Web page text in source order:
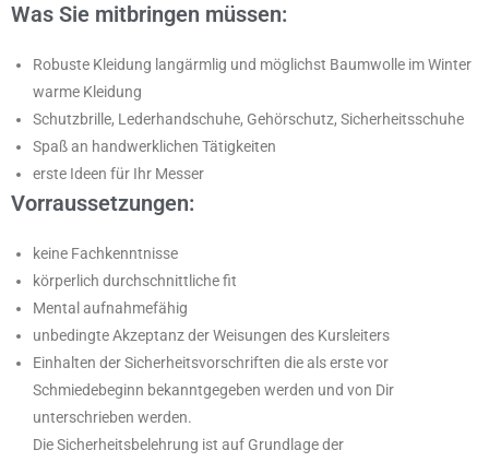
Was Sie mitbringen müssen:
Robuste Kleidung langärmlig und möglichst Baumwolle im Winter
warme Kleidung
Schutzbrille, Lederhandschuhe, Gehörschutz, Sicherheitsschuhe
Spaß an handwerklichen Tätigkeiten
erste Ideen für Ihr Messer
Vorraussetzungen:
keine Fachkenntnisse
körperlich durchschnittliche fit
Mental aufnahmefähig
unbedingte Akzeptanz der Weisungen des Kursleiters
Einhalten der Sicherheitsvorschriften die als erste vor
Schmiedebeginn bekanntgegeben werden und von Dir
unterschrieben werden.
Die Sicherheitsbelehrung ist auf Grundlage der